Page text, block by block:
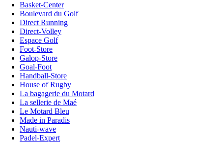
Basket-Center
Boulevard du Golf
Direct Running
Direct-Volley
Espace Golf
Foot-Store
Galop-Store
Goal-Foot
Handball-Store
House of Rugby
La bagagerie du Motard
La sellerie de Maé
Le Motard Bleu
Made in Paradis
Nauti-wave
Padel-Expert